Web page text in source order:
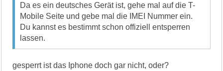
Da es ein deutsches Gerät ist, gehe mal auf die T-
Mobile Seite und gebe mal die IMEI Nummer ein.
Du kannst es bestimmt schon offiziell entsperren
lassen.
gesperrt ist das Iphone doch gar nicht, oder?